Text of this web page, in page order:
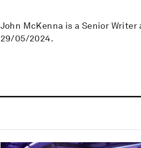
John McKenna is a Senior
29/05/2024.